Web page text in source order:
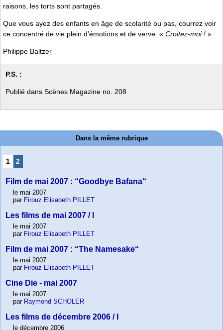
raisons, les torts sont partagés.
Que vous ayez des enfants en âge de scolarité ou pas, courrez voir
ce concentré de vie plein d’émotions et de verve. « Croitez-moi ! »
Philippe Baltzer
P.S. :
Publié dans Scènes Magazine no. 208
Dans la même rubrique
1 2
Film de mai 2007 : “Goodbye Bafana“
le mai 2007
par Firouz Elisabeth PILLET
Les films de mai 2007 / I
le mai 2007
par Firouz Elisabeth PILLET
Film de mai 2007 : “The Namesake“
le mai 2007
par Firouz Elisabeth PILLET
Cine Die - mai 2007
le mai 2007
par Raymond SCHOLER
Les films de décembre 2006 / I
le décembre 2006